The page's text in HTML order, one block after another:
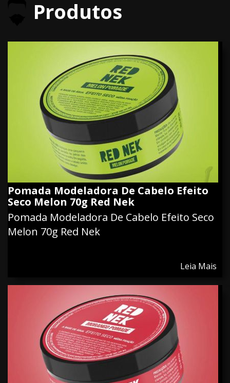
Produtos
Pomada Modeladora De Cabelo Efeito
Seco Melon 70g Red Nek
Pomada Modeladora De Cabelo Efeito Seco
Melon 70g Red Nek
Leia Mais